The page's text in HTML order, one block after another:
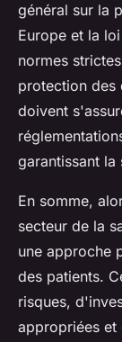
général sur la
Europe et la
normes
protection des
doivent
garantissant la
En somme,
secteur de la
une approche
des patients.
risques,
appropriées